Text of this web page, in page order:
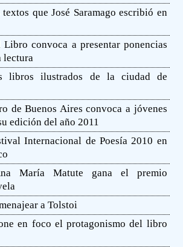
que José Saramago escribió en
convoca a presentar ponencias
lectura
libros ilustrados de la ciudad de
de Buenos Aires convoca a jóvenes
edición del año 2011
Internacional de Poesía 2010 en
María Matute gana el premio
a Tolstoi
en foco el protagonismo del libro